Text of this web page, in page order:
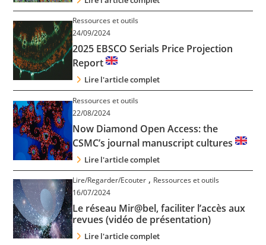
Ressources et outils
24/09/2024
2025 EBSCO Serials Price Projection
Report
Lire l'article complet
Ressources et outils
22/08/2024
Now Diamond Open Access: the
CSMC’s journal manuscript cultures
Lire l'article complet
Lire/Regarder/Ecouter , Ressources et outils
16/07/2024
Le réseau Mir@bel, faciliter l’accès aux
revues (vidéo de présentation)
Lire l'article complet